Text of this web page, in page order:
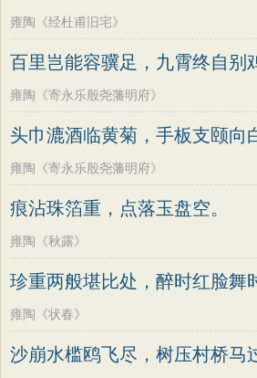
雍陶《经杜甫旧宅》
百里岂能容骥足，九霄终自别
雍陶《寄永乐殷尧藩明府》
头巾漉酒临黄菊，手板支颐向
雍陶《寄永乐殷尧藩明府》
痕沾珠箔重，点落玉盘空。
雍陶《秋露》
珍重两般堪比处，醉时红脸舞
雍陶《状春》
沙崩水槛鸥飞尽，树压村桥马